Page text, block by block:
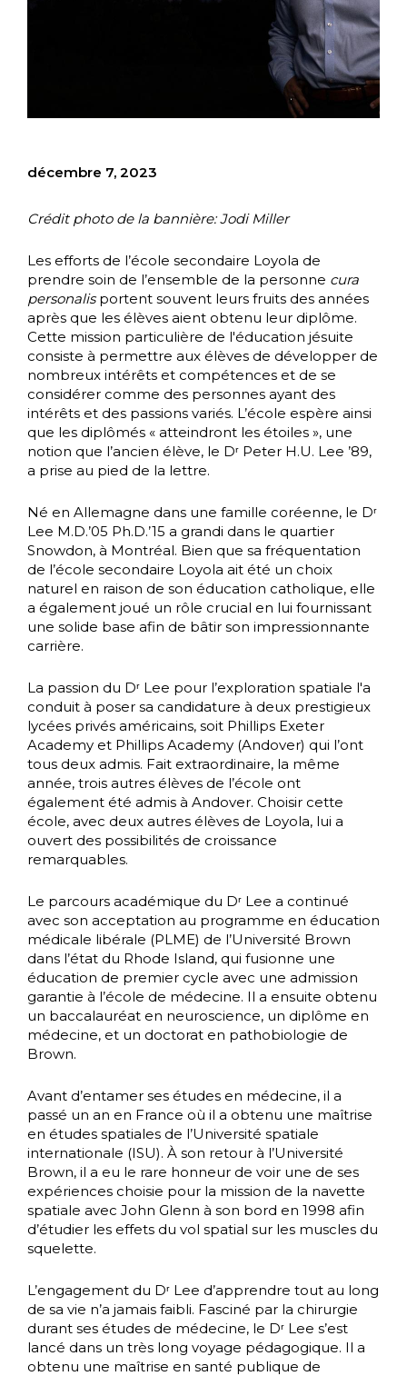
décembre 7, 2023
Crédit photo de la bannière: Jodi Miller
Les efforts de l’école secondaire Loyola de
prendre soin de l’ensemble de la personne cura
personalisportent souvent leurs fruits des années
après que les élèves aient obtenu leur diplôme.
Cette mission particulière de l'éducation jésuite
consiste à permettre aux élèves de développer de
nombreux intérêts et compétences et de se
considérer comme des personnes ayant des
intérêts et des passions variés. L’école espère ainsi
que les diplômés « atteindront les étoiles », une
notion que l’ancien élève, le Dʳ Peter H.U. Lee ’89,
a prise au pied de la lettre.
Né en Allemagne dans une famille coréenne, le Dʳ
Lee M.D.’05 Ph.D.’15 a grandi dans le quartier
Snowdon, à Montréal. Bien que sa fréquentation
de l’école secondaire Loyola ait été un choix
naturel en raison de son éducation catholique, elle
a également joué un rôle crucial en lui fournissant
une solide base afin de bâtir son impressionnante
carrière.
La passion du Dʳ Lee pour l’exploration spatiale l'a
conduit à poser sa candidature à deux prestigieux
lycées privés américains, soit Phillips Exeter
Academy et Phillips Academy (Andover) qui l’ont
tous deux admis. Fait extraordinaire, la même
année, trois autres élèves de l’école ont
également été admis à Andover. Choisir cette
école, avec deux autres élèves de Loyola, lui a
ouvert des possibilités de croissance
remarquables.
Le parcours académique du Dʳ Lee a continué
avec son acceptation au programme en éducation
médicale libérale (PLME) de l’Université Brown
dans l’état du Rhode Island, qui fusionne une
éducation de premier cycle avec une admission
garantie à l’école de médecine. Il a ensuite obtenu
un baccalauréat en neuroscience, un diplôme en
médecine, et un doctorat en pathobiologie de
Brown.
Avant d’entamer ses études en médecine, il a
passé un an en France où il a obtenu une maîtrise
en études spatiales de l’Université spatiale
internationale (ISU). À son retour à l’Université
Brown, il a eu le rare honneur de voir une de ses
expériences choisie pour la mission de la navette
spatiale avec John Glenn à son bord en 1998 afin
d’étudier les effets du vol spatial sur les muscles du
squelette.
L’engagement du Dʳ Lee d’apprendre tout au long
de sa vie n’a jamais faibli. Fasciné par la chirurgie
durant ses études de médecine, le Dʳ Lee s’est
lancé dans un très long voyage pédagogique. Il a
obtenu une maîtrise en santé publique de